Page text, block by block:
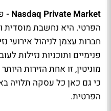
Nasdaq Private Market -
הפרטי. היא נחשבת מוסדית
חברות עצמן לניהול אירועי
פנימיים ותוכניות נזילות
מוניטין, זו אחת הזירות
כי גם כאן כל עסקה תלויה
הפרטית.